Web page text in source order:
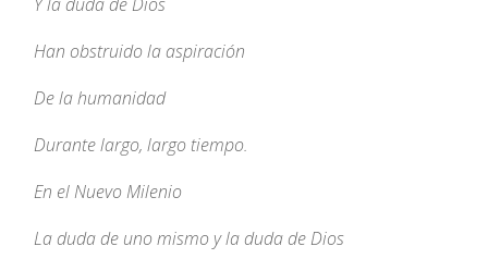
Han obstruido la aspiración
De la humanidad
Durante largo, largo tiempo.
En el Nuevo Milenio
La duda de uno mismo y la duda de Dios